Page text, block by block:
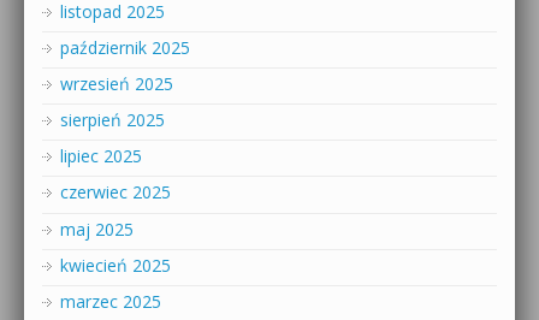
listopad 2025
październik 2025
wrzesień 2025
sierpień 2025
lipiec 2025
czerwiec 2025
maj 2025
kwiecień 2025
marzec 2025